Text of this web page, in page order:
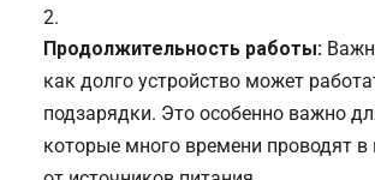
Продолжительность работы:
как долго устройство может
подзарядки. Это особенно важно
которые много времени проводят в